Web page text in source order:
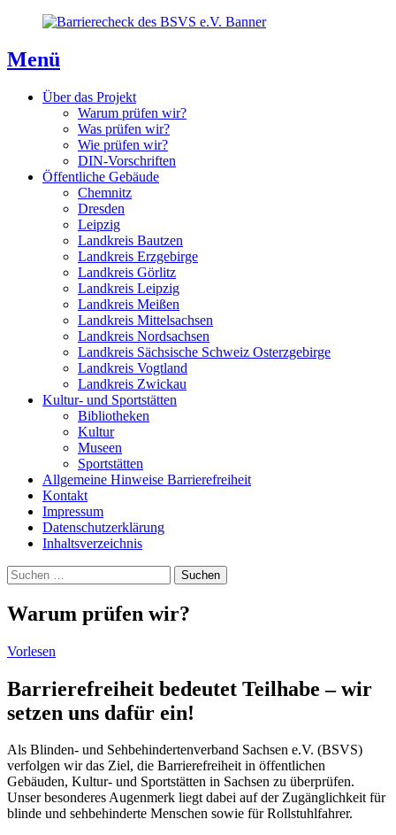
Inhaltsverzeichnis
Kontaktseite
Inhalt
Menü
Über das Projekt
Warum prüfen wir?
Was prüfen wir?
Wie prüfen wir?
DIN-Vorschriften
Öffentliche Gebäude
Chemnitz
Dresden
Leipzig
Landkreis Bautzen
Landkreis Erzgebirge
Landkreis Görlitz
Landkreis Leipzig
Landkreis Meißen
Landkreis Mittelsachsen
Landkreis Nordsachsen
Landkreis Sächsische Schweiz Osterzgebirge
Landkreis Vogtland
Landkreis Zwickau
Kultur- und Sportstätten
Bibliotheken
Kultur
Museen
Sportstätten
Allgemeine Hinweise Barrierefreiheit
Kontakt
Impressum
Datenschutzerklärung
Inhaltsverzeichnis
Suche
Suchen
nach:
Warum prüfen wir?
Vorlesen
Barrierefreiheit bedeutet Teilhabe – wir
setzen uns dafür ein!
Als Blinden- und Sehbehindertenverband Sachsen e.V. (BSVS)
verfolgen wir das Ziel, die Barrierefreiheit in öffentlichen
Gebäuden, Kultur- und Sportstätten in Sachsen zu überprüfen.
Unser besonderes Augenmerk liegt dabei auf der Zugänglichkeit für
blinde und sehbehinderte Menschen sowie für Rollstuhlfahrer.